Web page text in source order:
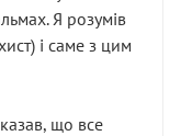
Я розумів
і саме з цим
що все